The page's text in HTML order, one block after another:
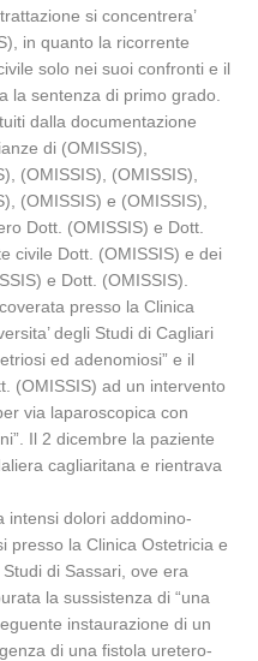
si concentrera’
in quanto la ricorrente
solo nei suoi confronti e il
la sentenza di primo grado.
dalla documentazione
di (OMISSIS),
(OMISSIS), (OMISSIS),
(OMISSIS) e (OMISSIS),
Dott. (OMISSIS) e Dott.
civile Dott. (OMISSIS) e dei
e Dott. (OMISSIS).
presso la Clinica
degli Studi di Cagliari
ed adenomiosi” e il
(OMISSIS) ad un intervento
via laparoscopica con
Il 2 dicembre la paziente
cagliaritana e rientrava
intensi dolori addomino-
presso la Clinica Ostetricia e
Studi di Sassari, ove era
la sussistenza di “una
instaurazione di un
di una fistola uretero-